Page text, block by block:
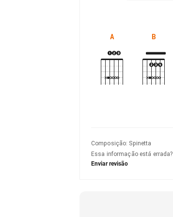
A B
Composição: Spinetta
Essa informação está errada?
Enviar revisão